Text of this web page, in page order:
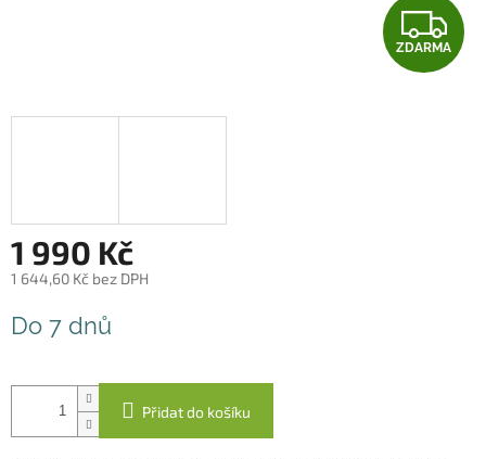
Z
D
ZDARMA
1 990 Kč
1 644,60 Kč bez DPH
cena:
Do 7 dnů
Přidat do košíku